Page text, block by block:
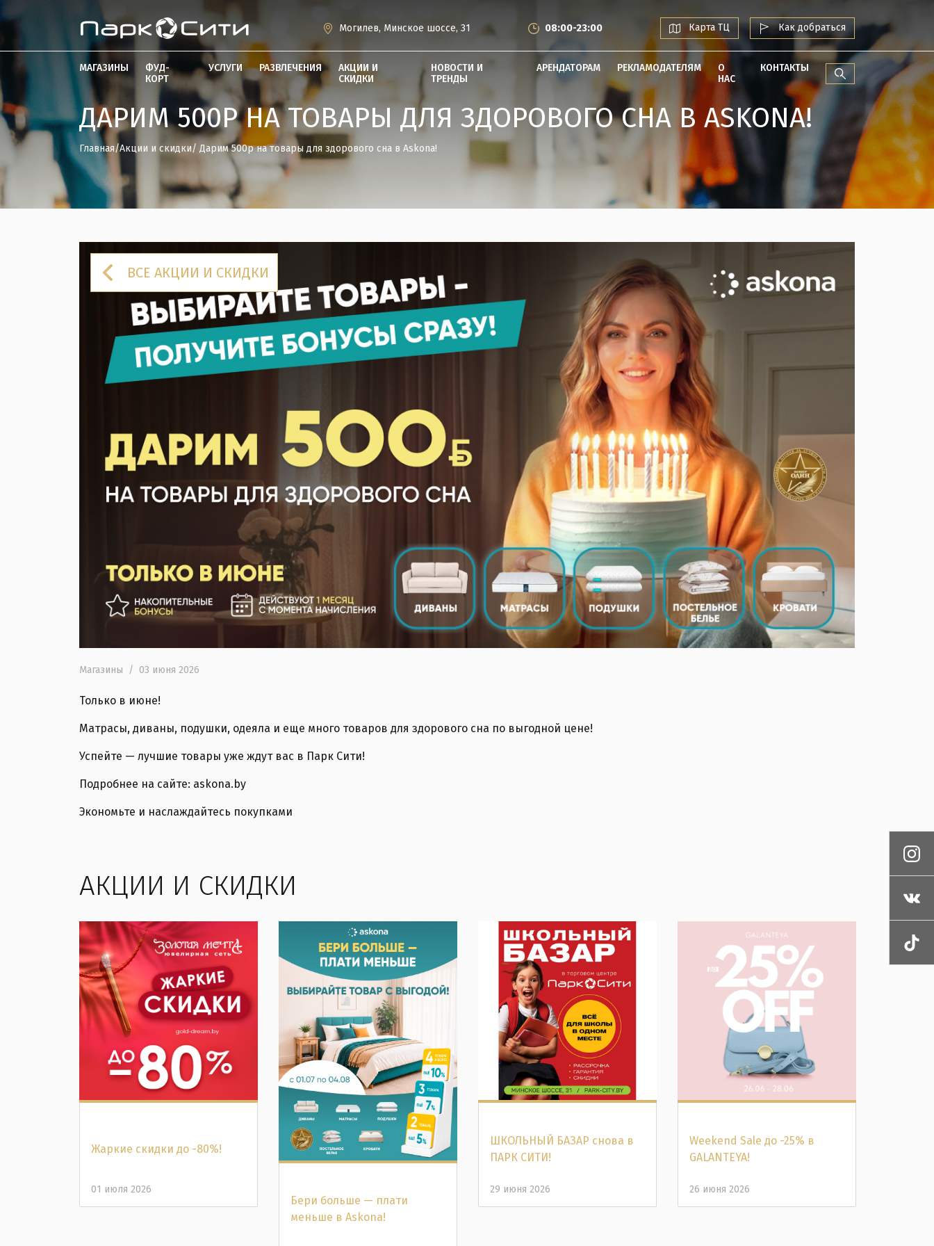
Могилев, Минское шоссе, 31 08:00-23:00 Карта ТЦ Как добраться
МАГАЗИНЫ
ФУД-
КОРТ
УСЛУГИ РАЗВЛЕЧЕНИЯ
АКЦИИ И
СКИДКИ
НОВОСТИ И
ТРЕНДЫ
АРЕНДАТОРАМ РЕКЛАМОДАТЕЛЯМ
О
НАС
КОНТАКТЫ
ДАРИМ 500Р НА ТОВАРЫ ДЛЯ ЗДОРОВОГО СНА В ASKONA!
Главная/Акции и скидки/ Дарим 500р на товары для здорового сна в Askona!
ВСЕ АКЦИИ И СКИДКИ
Магазины / 03 июня 2026
Только в июне!
Матрасы, диваны, подушки, одеяла и еще много товаров для здорового сна по выгодной цене!
Успейте — лучшие товары уже ждут вас в Парк Сити!
Подробнее на сайте: askona.by
Экономьте и наслаждайтесь покупками
АКЦИИ И СКИДКИ
Жаркие скидки до -80%!
01 июля 2026
Бери больше — плати
меньше в Аskona!
ШКОЛЬНЫЙ БАЗАР снова в
ПАРК СИТИ!
29 июня 2026
Weekend Sale до -25% в
GALANTEYA!
26 июня 2026